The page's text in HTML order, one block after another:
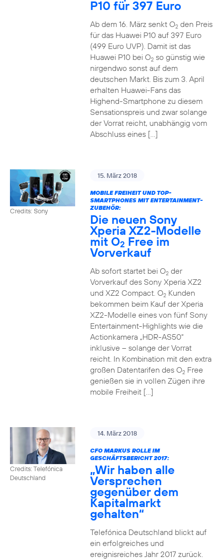
P10 für 397 Euro
Ab dem 16. März senkt O2den Preis
für das Huawei P10 auf 397 Euro
(499 Euro UVP). Damit ist das
Huawei P10 bei O2so günstig wie
nirgendwo sonst auf dem
deutschen Markt. Bis zum 3. April
erhalten Huawei-Fans das
Highend-Smartphone zu diesem
Sensationspreis und zwar solange
der Vorrat reicht, unabhängig vom
Abschluss eines […]
Credits: Sony
15. März 2018
MOBILE FREIHEIT UND TOP-
SMARTPHONES MIT ENTERTAINMENT-
ZUBEHÖR:
Die neuen Sony
Xperia XZ2-Modelle
mit O2 Free im
Vorverkauf
Ab sofort startet bei O2der
Vorverkauf des Sony Xperia XZ2
und XZ2 Compact. O2Kunden
bekommen beim Kauf der Xperia
XZ2-Modelle eines von fünf Sony
Entertainment-Highlights wie die
Actionkamera „HDR-AS50“
inklusive – solange der Vorrat
reicht. In Kombination mit den extra
großen Datentarifen des O2Free
genießen sie in vollen Zügen ihre
mobile Freiheit […]
Credits: Telefónica
Deutschland
14. März 2018
CFO MARKUS ROLLE IM
GESCHÄFTSBERICHT 2017:
„Wir haben alle
Versprechen
gegenüber dem
Kapitalmarkt
gehalten“
Telefónica Deutschland blickt auf
ein erfolgreiches und
ereignisreiches Jahr 2017 zurück.